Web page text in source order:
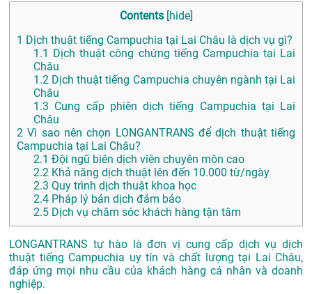
Contents [hide]
1 Dịch thuật tiếng Campuchia tại Lai Châu là dịch vụ gì?
1.1
Dịch thuật công chứng tiếng Campuchia tại Lai
Châu
1.2 Dịch thuật tiếng Campuchia chuyên ngành tại Lai
Châu
1.3 Cung cấp phiên dịch tiếng Campuchia tại Lai
Châu
2 Vì sao nên chọn LONGANTRANS để dịch thuật tiếng
Campuchia tại Lai Châu?
2.1 Đội ngũ biên dịch viên chuyên môn cao
2.2 Khả năng dịch thuật lên đến 10.000 từ/ngày
2.3 Quy trình dịch thuật khoa học
2.4 Pháp lý bản dịch đảm bảo
2.5 Dịch vụ chăm sóc khách hàng tận tâm
LONGANTRANS tự hào là đơn vị cung cấp dịch vụ dịch
thuật tiếng Campuchia uy tín và chất lượng tại Lai Châu,
đáp ứng mọi nhu cầu của khách hàng cá nhân và doanh
nghiệp.